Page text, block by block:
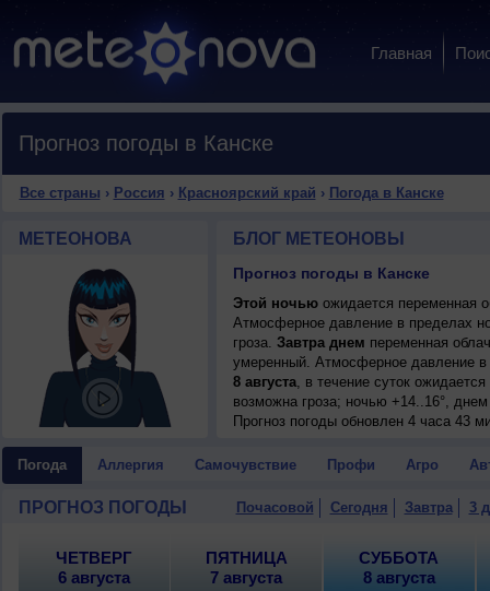
Главная
Прогноз погоды в Канске
Все страны › Россия › Красноярский край › Погода в Канске
МЕТЕОНОВА БЛОГ МЕТЕОНОВЫ
Прогноз погоды в Канске
Этой ночьюожидается переменная
Атмосферное давление в пределах
гроза. Завтра днем переменная
умеренный. Атмосферное давление
8 августа, в течение суток
возможна гроза; ночью +14..16°,
9 августа, в течение суток
10 августа
, ожидается переменная
Прогноз погоды обновлен 4 часа 43
Погода Аллергия Самочувствие Профи Агро
ПРОГНОЗ ПОГОДЫ Почасовой Сегодня Завтра 3
ЧЕТВЕРГ
6 августа
ПЯТНИЦА
7 августа
СУББОТА
8 августа